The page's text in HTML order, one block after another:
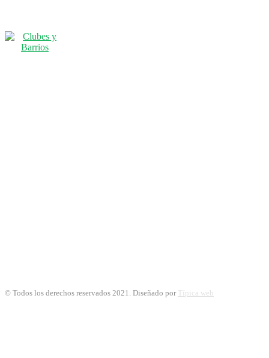
© Todos los derechos reservados 2021. Diseñado por Típica web